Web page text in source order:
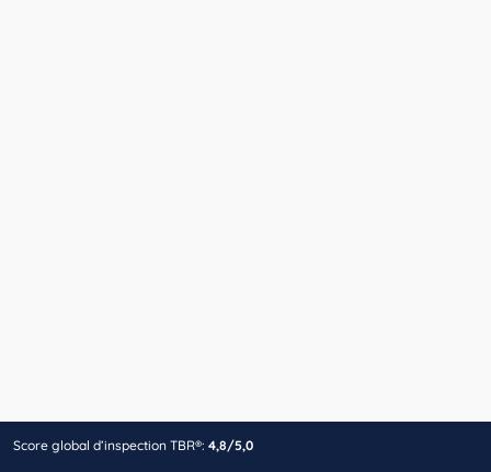
Score global d’inspection TBR®: 4,8/5,0